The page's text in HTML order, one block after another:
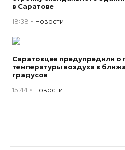
в Саратове
18:38 Новости
Саратовцев предупредили о
температуры воздуха в
градусов
15:44 Новости